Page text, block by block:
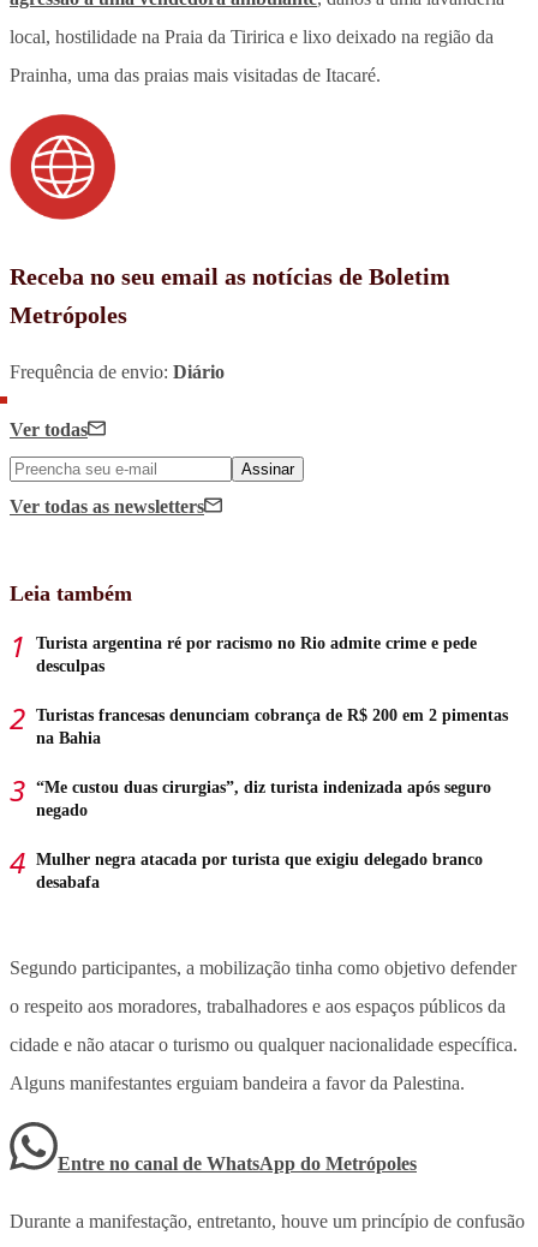
local, hostilidade na Praia da Tiririca e lixo deixado na região da
Prainha, uma das praias mais visitadas de Itacaré.
Receba no seu email as notícias de Boletim
Metrópoles
Frequência de envio: Diário
Ver todas
Assinar
Ver todas as newsletters
Leia também
Turista argentina ré por racismo no Rio admite crime e pede
desculpas
Turistas francesas denunciam cobrança de R$ 200 em 2 pimentas
na Bahia
“Me custou duas cirurgias”, diz turista indenizada após seguro
negado
Mulher negra atacada por turista que exigiu delegado branco
desabafa
Segundo participantes, a mobilização tinha como objetivo defender
o respeito aos moradores, trabalhadores e aos espaços públicos da
cidade e não atacar o turismo ou qualquer nacionalidade específica.
Alguns manifestantes erguiam bandeira a favor da Palestina.
Entre no canal de WhatsApp do Metrópoles
Durante a manifestação, entretanto, houve um princípio de confusão